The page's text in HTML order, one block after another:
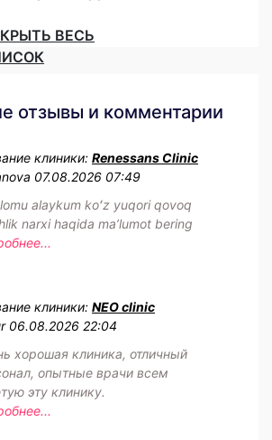
ВЕСЬ
отзывы и комментарии
клиники: Renessans Clinic
07.08.2026 07:49
alaykum koʻz yuqori qovoq
narxi haqida maʼlumot bering
клиники: NEO clinic
06.08.2026 22:04
хорошая клиника, отличный
опытные врачи всем
эту клинику.